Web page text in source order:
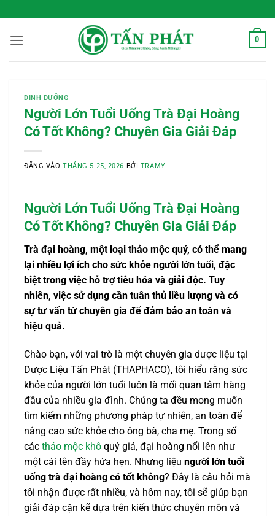
qua
nội
0
DINH DƯỠNG
Người Lớn Tuổi Uống Trà Đại Hoàng
Có Tốt Không? Chuyên Gia Giải Đáp
ĐĂNG VÀOTHÁNG 5 25, 2026 BỞI TRAMY
Người Lớn Tuổi Uống Trà Đại Hoàng
Có Tốt Không? Chuyên Gia Giải Đáp
Trà đại hoàng, một loại thảo mộc quý, có thể mang
lại nhiều lợi ích cho sức khỏe người lớn tuổi, đặc
biệt trong việc hỗ trợ tiêu hóa và giải độc. Tuy
nhiên, việc sử dụng cần tuân thủ liều lượng và có
sự tư vấn từ chuyên gia để đảm bảo an toàn và
hiệu quả.
Chào bạn, với vai trò là một chuyên gia dược liệu tại
Dược Liệu Tấn Phát (THAPHACO), tôi hiểu rằng sức
khỏe của người lớn tuổi luôn là mối quan tâm hàng
đầu của nhiều gia đình. Chúng ta đều mong muốn
tìm kiếm những phương pháp tự nhiên, an toàn để
nâng cao sức khỏe cho ông bà, cha mẹ. Trong số
các thảo mộc khô quý giá, đại hoàng nổi lên như
một cái tên đầy hứa hẹn. Nhưng liệu người lớn tuổi
uống trà đại hoàng có tốt không? Đây là câu hỏi mà
tôi nhận được rất nhiều, và hôm nay, tôi sẽ giúp bạn
giải đáp cặn kẽ dựa trên kiến thức chuyên môn và